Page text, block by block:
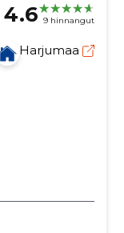
4.6 9 hinnangut
Harjumaa